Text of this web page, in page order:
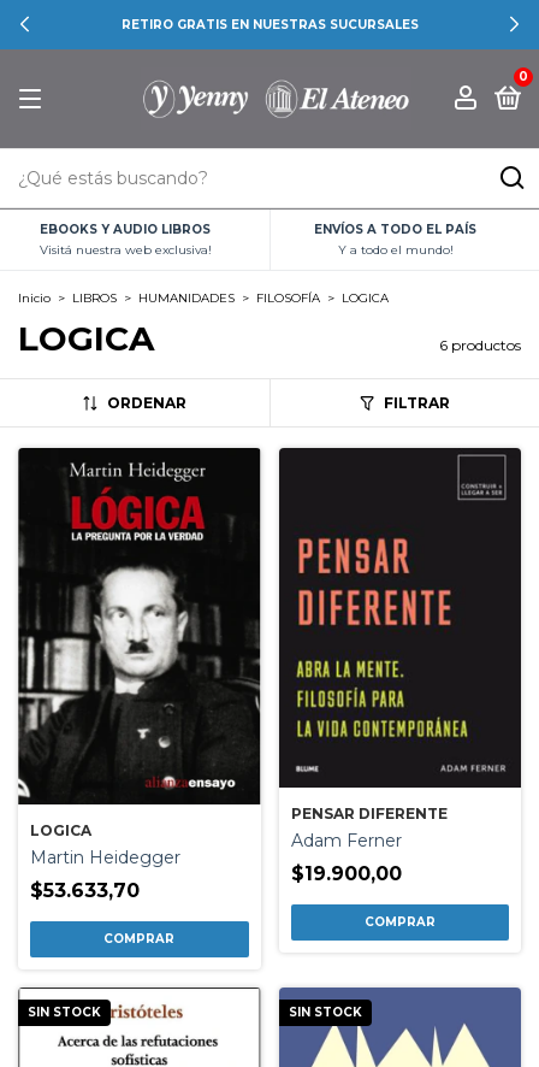
RETIRO GRATIS EN NUESTRAS SUCURSALES
0
EBOOKS Y AUDIO LIBROS
Visitá nuestra web exclusiva!
ENVÍOS A TODO EL PAÍS
Y a todo el mundo!
Inicio > LIBROS > HUMANIDADES > FILOSOFÍA > LOGICA
LOGICA 6 productos
ORDENAR FILTRAR
LOGICA
Martin Heidegger
$53.633,70
PENSAR DIFERENTE
Adam Ferner
$19.900,00
SIN STOCK SIN STOCK